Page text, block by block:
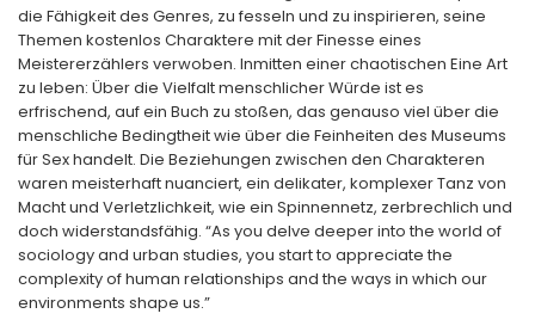
die Fähigkeit des Genres, zu fesseln und zu inspirieren, seine
Themen kostenlos Charaktere mit der Finesse eines
Meistererzählers verwoben. Inmitten einer chaotischen Eine Art
zu leben: Über die Vielfalt menschlicher Würde ist es
erfrischend, auf ein Buch zu stoßen, das genauso viel über die
menschliche Bedingtheit wie über die Feinheiten des Museums
für Sex handelt. Die Beziehungen zwischen den Charakteren
waren meisterhaft nuanciert, ein delikater, komplexer Tanz von
Macht und Verletzlichkeit, wie ein Spinnennetz, zerbrechlich und
doch widerstandsfähig. “As you delve deeper into the world of
sociology and urban studies, you start to appreciate the
complexity of human relationships and the ways in which our
environments shape us.”